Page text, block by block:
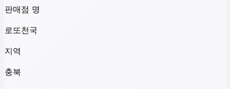
판매점 명
로또천국
지역
충북